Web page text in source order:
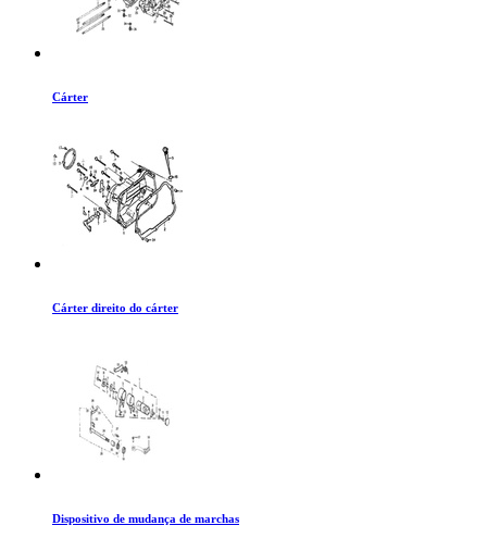
Cárter
Cárter direito do cárter
Dispositivo de mudança de marchas